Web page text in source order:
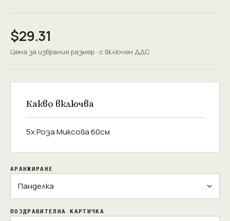
$29.31
Цена за избрания размер · с включен ДДС
Какво включва
5x Роза Миксова 60см
АРАНЖИРАНЕ
ПОЗДРАВИТЕЛНА КАРТИЧКА